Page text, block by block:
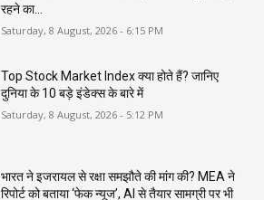
रहने का...
Saturday, 8 August, 2026 - 6:15 PM
Top Stock Market Index क्या होते हैं? जानिए
दुनिया के 10 बड़े इंडेक्स के बारे में
Saturday, 8 August, 2026 - 5:12 PM
भारत ने इजरायल से रक्षा समझौते की मांग की? MEA ने
रिपोर्ट को बताया ‘फेक न्यूज’, AI से तैयार सामग्री पर भी